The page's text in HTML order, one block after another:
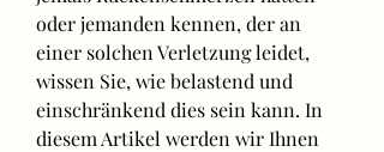
oder jemanden kennen, der an
einer solchen Verletzung leidet,
wissen Sie, wie belastend und
einschränkend dies sein kann. In
diesem Artikel werden wir Ihnen